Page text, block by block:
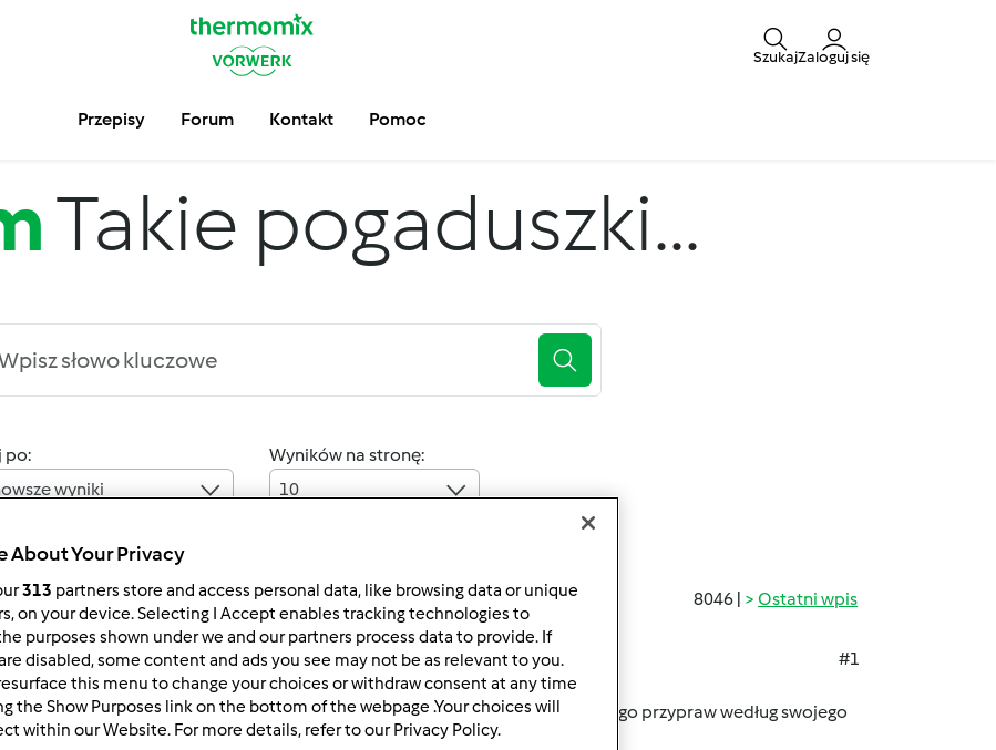
SzukajZaloguj się
Przepisy Forum Kontakt Pomoc
Takie pogaduszki...
po:
wyniki
Wyników na stronę:
10
8046 | Ostatni wpis
27/2013 - 17:57
#1
wrote:
tez wczoraj ser żółty z przepisu w książce, jest pyszny, dodałam tylko do niego przypraw według swojego
po prostu bomba, cos innego na kanapki
About Your Privacy
313 partners store and access personal data, like browsing data or unique
on your device. Selecting I Accept enables tracking technologies to
purposes shown under we and our partners process data to provide. If
disabled, some content and ads you see may not be as relevant to you.
this menu to change your choices or withdraw consent at any time
the Show Purposes link on the bottom of the webpage .Your choices will
within our Website. For more details, refer to our Privacy Policy.